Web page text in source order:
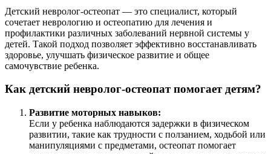
Детский невролог-остеопат — это специалист, который
сочетает неврологию и остеопатию для лечения и
профилактики различных заболеваний нервной системы у
детей. Такой подход позволяет эффективно восстанавливать
здоровье, улучшать физическое развитие и общее
самочувствие ребенка.
Как детский невролог-остеопат помогает детям?
Развитие моторных навыков:
Если у ребенка наблюдаются задержки в физическом
развитии, такие как трудности с ползанием, ходьбой или
манипуляциями с предметами, остеопат помогает